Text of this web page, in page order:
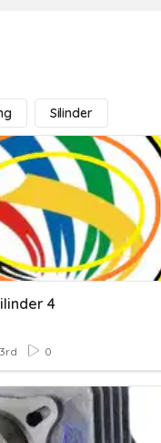
Silinder
4
3rd 0